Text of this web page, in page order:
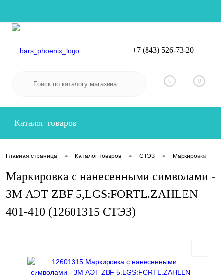
Вход
+7 (843) 526-73-20
0 0
Каталог товаров
Главная страница • Каталог товаров • СТЭЗ • Маркировка
Маркировка с нанесенными символами -
ЗМ АЭТ ZBF 5,LGS:FORTL.ZAHLEN
401-410 (12601315 СТЭЗ)